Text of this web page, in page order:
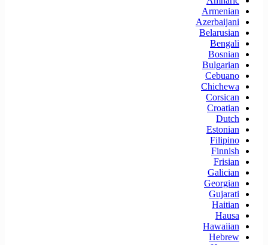
Armenian
Azerbaijani
Belarusian
Bengali
Bosnian
Bulgarian
Cebuano
Chichewa
Corsican
Croatian
Dutch
Estonian
Filipino
Finnish
Frisian
Galician
Georgian
Gujarati
Haitian
Hausa
Hawaiian
Hebrew